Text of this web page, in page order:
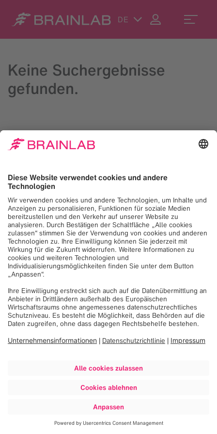
DE
Keine Suchergebnisse
gefunden.
Geben Sie Ihren Suchbegriff oben rechts ein oder
kontaktieren Sie uns unter:
contact@brainlab.com.